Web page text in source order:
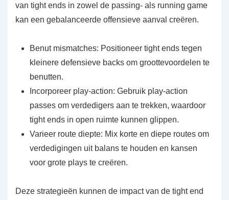
van tight ends in zowel de passing- als running game
kan een gebalanceerde offensieve aanval creëren.
Benut mismatches: Positioneer tight ends tegen
kleinere defensieve backs om groottevoordelen te
benutten.
Incorporeer play-action: Gebruik play-action
passes om verdedigers aan te trekken, waardoor
tight ends in open ruimte kunnen glippen.
Varieer route diepte: Mix korte en diepe routes om
verdedigingen uit balans te houden en kansen
voor grote plays te creëren.
Deze strategieën kunnen de impact van de tight end